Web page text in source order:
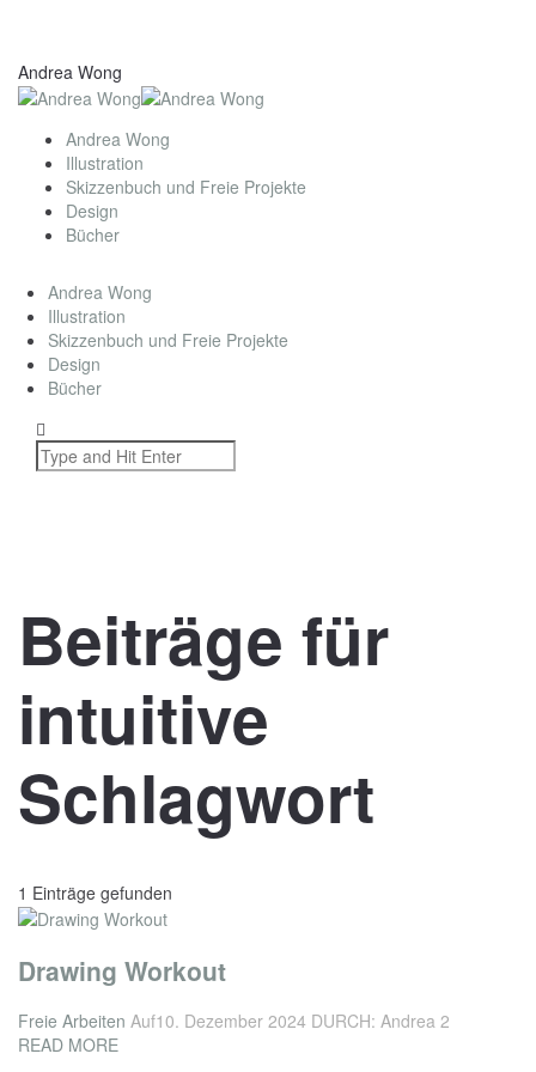
Andrea Wong
Andrea Wong
Illustration
Skizzenbuch und Freie Projekte
Design
Bücher
Andrea Wong
Illustration
Skizzenbuch und Freie Projekte
Design
Bücher
Beiträge für
intuitive
Schlagwort
1 Einträge gefunden
Drawing Workout
Freie Arbeiten Auf10. Dezember 2024 DURCH: Andrea 2
READ MORE